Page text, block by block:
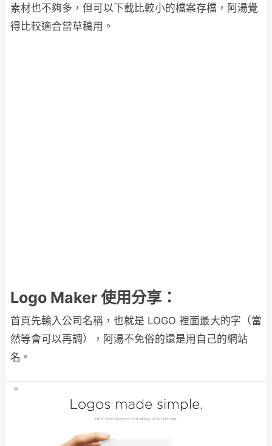
素材也不夠多，但可以下載比較小的檔案存檔，阿湯覺
得比較適合當草稿用。
Logo Maker 使用分享：
首頁先輸入公司名稱，也就是 LOGO 裡面最大的字（當
然等會可以再調），阿湯不免俗的還是用自己的網站
名。